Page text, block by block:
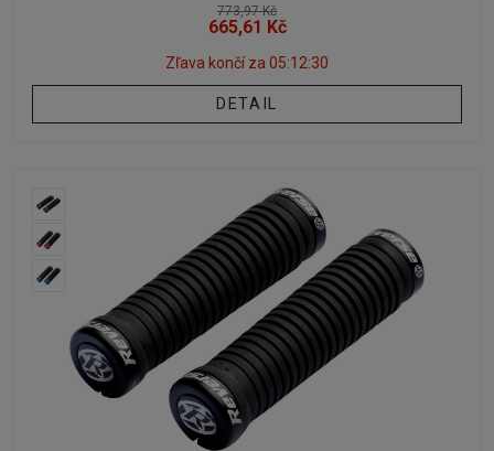
773,97 Kč
665,61 Kč
Zľava končí za 05:12:29
DETAIL